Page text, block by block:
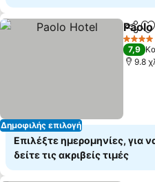
Δημοφιλής επιλογή
4
7,9
9.8
Επιλέξτε ημερομηνίες, για
δείτε τις ακριβείς τιμές